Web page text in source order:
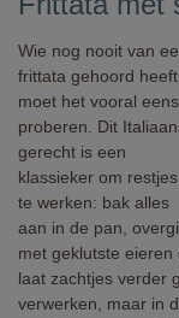
Wie nog nooit van
frittata gehoord heeft
moet het vooral eens
proberen. Dit
gerecht is een
klassieker om
te werken: bak alles
aan in de pan,
met geklutste eieren
laat zachtjes verder
verwerken, maar in